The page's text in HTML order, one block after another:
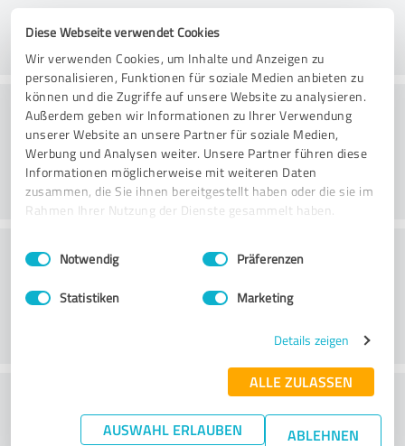
Diese Webseite verwendet Cookies
Wir verwenden Cookies, um Inhalte und Anzeigen zu
personalisieren, Funktionen für soziale Medien anbieten zu
können und die Zugriffe auf unsere Website zu analysieren.
Außerdem geben wir Informationen zu Ihrer Verwendung
unserer Website an unsere Partner für soziale Medien,
Werbung und Analysen weiter. Unsere Partner führen diese
Informationen möglicherweise mit weiteren Daten
zusammen, die Sie ihnen bereitgestellt haben oder die sie im
Rahmen Ihrer Nutzung der Dienste gesammelt haben.
Impressum Datenschutzbestimmungen
Einwilligungsauswahl
Notwendig Präferenzen
Statistiken Marketing
Details zeigen
ALLE ZULASSEN
AUSWAHL ERLAUBEN ABLEHNEN
Konsultointi
Asiakaspalvelu
What do you think of the price to
performance ratio?